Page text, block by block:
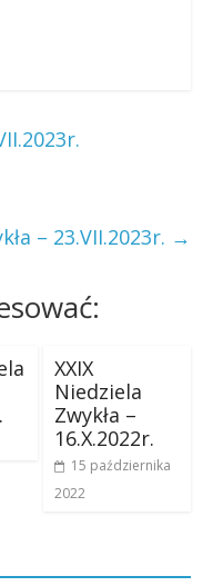
– 23.VII.2023r. →
XXIX
Niedziela
Zwykła –
16.X.2022r.
15 października
2022